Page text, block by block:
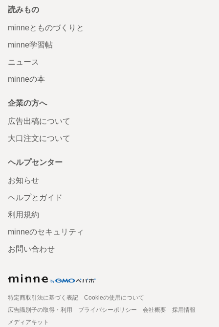
読みもの
minneとものづくりと
minne学習帖
ニュース
minneの本
企業の方へ
広告出稿について
大口注文について
ヘルプセンター
お知らせ
ヘルプとガイド
利用規約
minneのセキュリティ
お問い合わせ
特定商取引法に基づく表記
Cookieの使用について
広告識別子の取得・利用
プライバシーポリシー 会社概要
採用情報
メディアキット